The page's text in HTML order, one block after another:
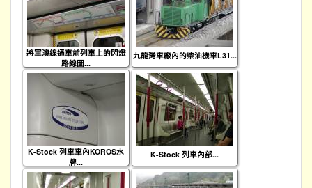
將軍澳線通車前列車上的閃燈
路線圖...
九龍灣車廠內的柴油機車L31...
K-Stock 列車車內KOROS水
牌...
K-Stock 列車內部...